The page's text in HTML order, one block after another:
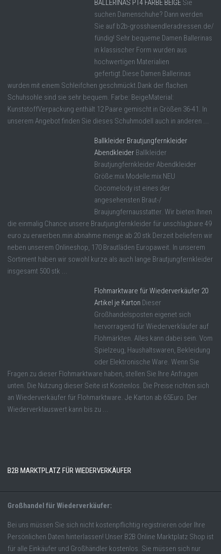
BALLERINAS PT4 FARBE BEIGE Sie
suchen Damenschuhe? Dann werden
Sie auf b2b-grosshaendleradressen.de/
fündig! Sehr bequeme Damen Ballerinas
in klassischer Form wurden aus
hochwertigen Materialien
gefertigt.Diese Damen Ballerinas
wurden mit einem Schleifchen geschmückt.Dank der flachen
Schuhsohle sind sie sehr bequem. Farbe: BeigeMaterial:
KunststoffVerpackung enthält 12 Paare gemischt in Größen 36-41. In
unserem Angebot finden Sie dieses Schuhmodell auch in anderen ...
Ballkleider Brautjungfernkleider
Abendkleider Ballkleider
Brautjungfernkleider Abendkleider
Größe:mix Modelle:mix NEU
Cocomelody ist eines der
angesehensten Braut-/
Braujungfernausstatter. Wir bieten Ihnen
die einmalig Chance unsere Brautjungfernkleider für unschlagbare 49
euro zu erwerben.min abnahme menge ab 20 stk Derzeit beliefern wir
neben unserem Onlineshop, 170 Brautläden Europaweit. In unserem
Sortiment haben wir sowohl kurze als auch lange Brautjungfernkleider
insgesamt 500 stk ...
Flohmarktware für Wiederverkäufer 20
Artikel je Karton Dieser
Großhandelsposten eigenet sich
hervorragend für Wiederverkläufer auf
Flohmärkten. Alles kann dabei sein. Vom
Spielzeug, Haushaltswaren, Bekleidung
oder Elektronische Ware. Wenn Sie
Fragen zu dieser Flohmarktware haben, stellen Sie Ihre Anfragen
unten. Die Nutzung dieser Seite ist Kostenlos. Die Preise richten sich
an Wiederverkäufer für Flohmarktware. Je Karton ab 65Euro. Der
Wiederverklauswert kann bis zu ...
B2B MARKTPLATZ FÜR WIEDERVERKÄUFER
Großhandel für Wiederverkäufer:
Bei uns müssen Sie sich nicht kostenpflichtig registrieren oder Ihre
Persönlichen Daten hinterlassen! Unser B2B Online Marktplatz Shop ist
für alle Einkäufer und Großhändler kostenlos. Sie müssen sich nur